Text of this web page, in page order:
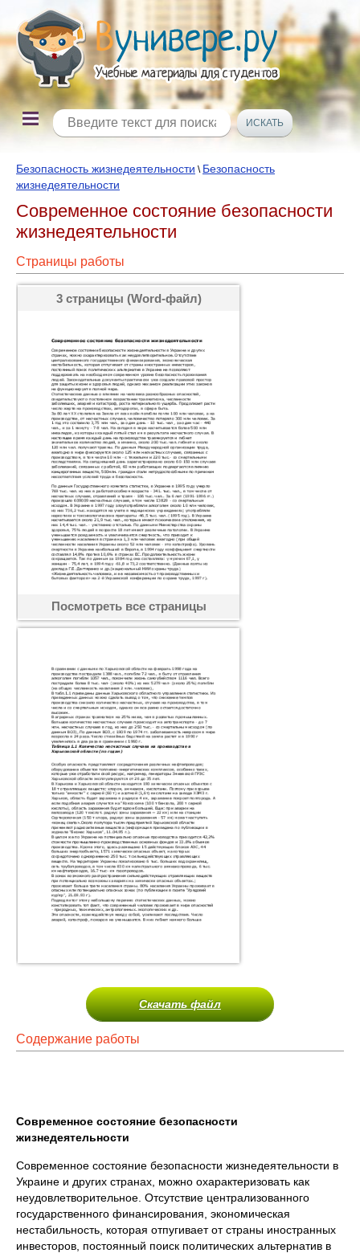
Безопасность жизнедеятельности \ Безопасность
жизнедеятельности
Современное состояние безопасности
жизнедеятельности
Страницы работы
3 страницы (Word-файл)
Посмотреть все страницы
Скачать файл
Содержание работы
Современное состояние безопасности
жизнедеятельности
Современное состояние безопасности жизнедеятельности в
Украине и других странах, можно охарактеризовать как
неудовлетворительное. Отсутствие централизованного
государственного финансирования, экономическая
нестабильность, которая отпугивает от страны иностранных
инвесторов, постоянный поиск политических альтернатив в